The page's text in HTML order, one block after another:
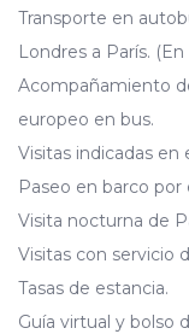
Transporte en
Londres a París.
Acompañamiento
europeo en bus.
Visitas indicadas en
Paseo en barco por
Visita nocturna de
Visitas con servicio
Tasas de estancia.
Guía virtual y bolso